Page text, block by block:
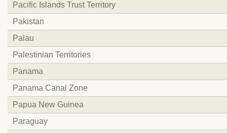
Pacific Islands Trust Territory
Pakistan
Palau
Palestinian Territories
Panama
Panama Canal Zone
Papua New Guinea
Paraguay